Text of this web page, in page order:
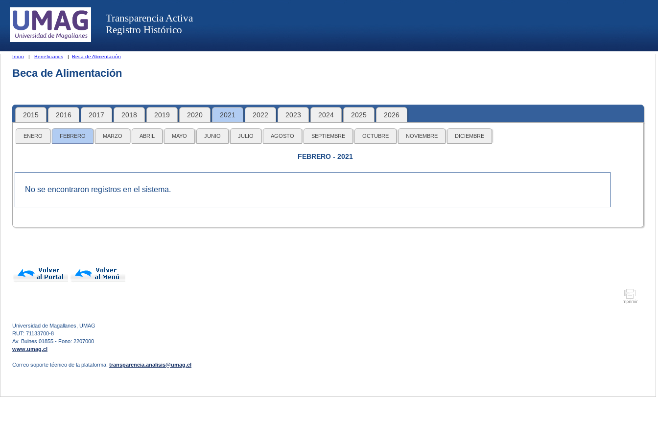
Transparencia Activa
Registro Histórico
Inicio | Beneficiarios | Beca de Alimentación
Beca de Alimentación
2015 2016 2017 2018 2019 2020 2021 2022 2023 2024 2025 2026
ENERO FEBRERO MARZO ABRIL MAYO JUNIO JULIO AGOSTO SEPTIEMBRE OCTUBRE NOVIEMBRE DICIEMBRE
FEBRERO - 2021
No se encontraron registros en el sistema.
Universidad de Magallanes, UMAG
RUT: 71133700-8
Av. Bulnes 01855 - Fono: 2207000
www.umag.cl
Correo soporte técnico de la plataforma: transparencia.analisis@umag.cl